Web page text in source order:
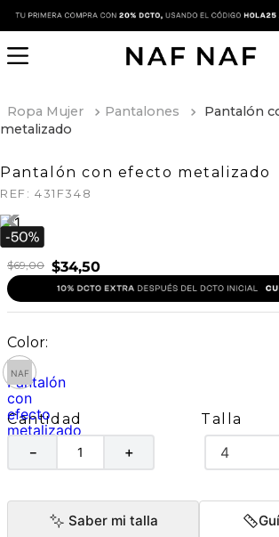
Ropa Mujer Pantalones
Pantalón
metalizado
Pantalón con efecto metalizado
REF: 431F348
$69,00 $34,50
Cantidad
＋
－
Talla
4
Saber mi talla